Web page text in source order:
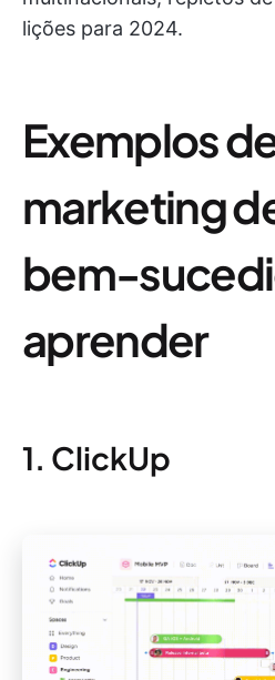
lições para 2024.
Exemplos
marketing
bem-
aprender
1. ClickUp